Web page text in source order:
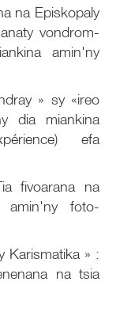
na Episkopaly
vondrom-
amin'ny
» sy «ireo
dia miankina
efa
fivoarana na
amin'ny foto-
Karismatika » :
na tsia